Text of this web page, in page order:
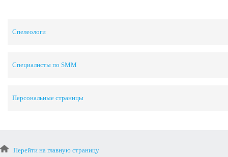
Спелеологи
Специалисты по SMM
Персональные страницы
Перейти на главную страницу